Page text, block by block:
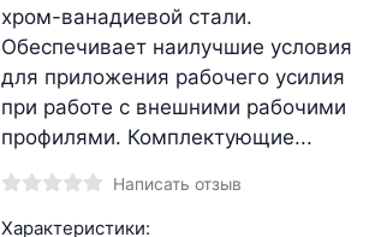
хром-ванадиевой стали.
Обеспечивает наилучшие условия
для приложения рабочего усилия
при работе с внешними рабочими
профилями. Комплектующие...
Написать отзыв
Характеристики: